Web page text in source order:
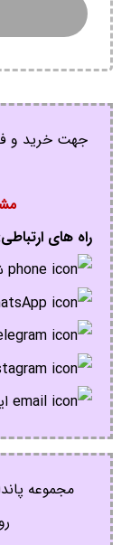
جهت خرید و
راه های
مجموعه